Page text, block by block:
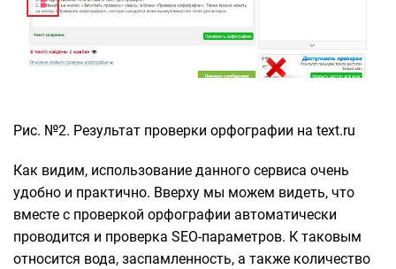
Рис. №2. Результат проверки орфографии на text.ru
Как видим, использование данного сервиса очень
удобно и практично. Вверху мы можем видеть, что
вместе с проверкой орфографии автоматически
проводится и проверка SEO-параметров. К таковым
относится вода, заспамленность, а также количество